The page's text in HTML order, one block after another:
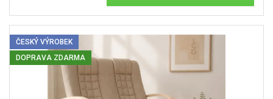
ČESKÝ VÝROBEK
DOPRAVA ZDARMA